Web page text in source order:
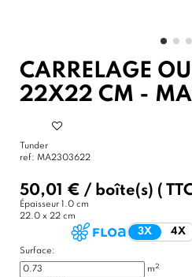
CARRELAGE
22X22 CM -
Tunder
ref: MA2303622
50,01 € / boîte(s) (
Épaisseur 1.0 cm
22.0 x 22 cm
3X 4X
Surface:
m2